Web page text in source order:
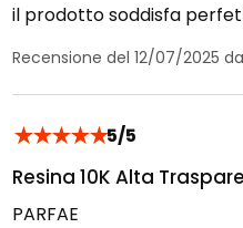
il prodotto soddisfa
Recensione del 12/07/2025 da
★★★★★5/5
Resina 10K Alta
PARFAE